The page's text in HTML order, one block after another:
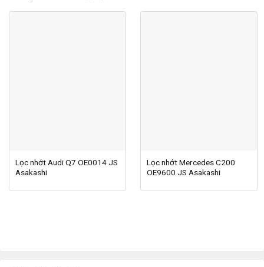
Lọc nhớt Audi Q7 OE0014 JS
Asakashi
Lọc nhớt Mercedes C200
OE9600 JS Asakashi